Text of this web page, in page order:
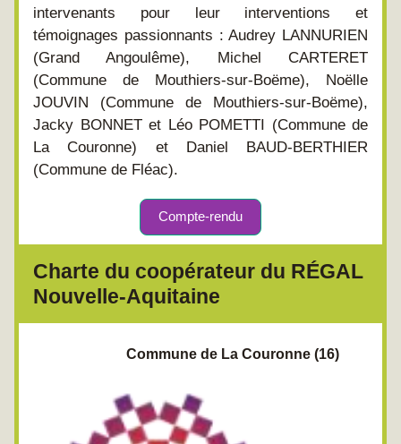
intervenants pour leur interventions et
témoignages passionnants : Audrey LANNURIEN
(Grand Angoulême), Michel CARTERET
(Commune de Mouthiers-sur-Boëme), Noëlle
JOUVIN (Commune de Mouthiers-sur-Boëme),
Jacky BONNET et Léo POMETTI (Commune de
La Couronne) et Daniel BAUD-BERTHIER
(Commune de Fléac).
Compte-rendu
Charte du coopérateur du RÉGAL
Nouvelle-Aquitaine
        Commune de La Couronne (16)